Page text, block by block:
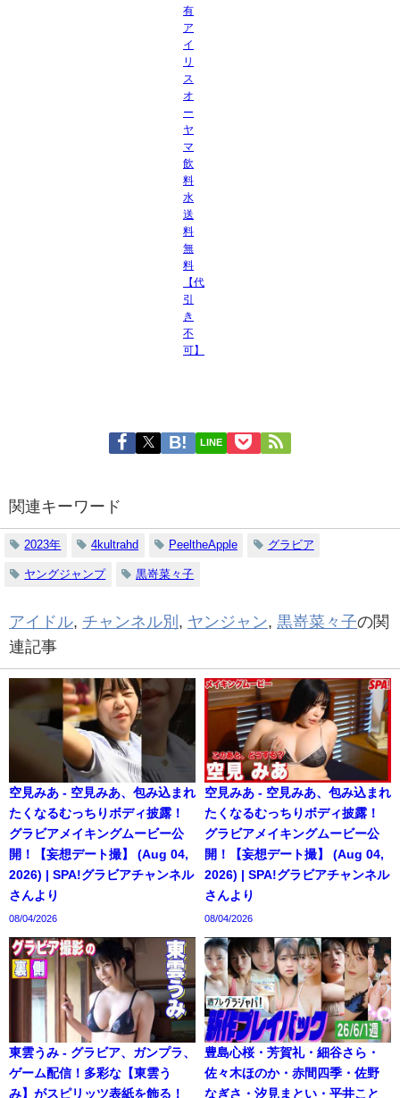
有
ア
イ
リ
ス
オ
ー
ヤ
マ
飲
料
水
送
料
無
料
【代
引
き
不
可】
LINE
関連キーワード
2023年 4kultrahd PeeltheApple グラビア
ヤングジャンプ 黒嵜菜々子
アイドル, チャンネル別 , ヤンジャン, 黒嵜菜々子の関
連記事
空見みあ - 空見みあ、包み込まれ
たくなるむっちりボディ披露！
グラビアメイキングムービー公
開！【妄想デート撮】 (Aug 04,
2026) | SPA!グラビアチャンネル
さんより
08/04/2026
空見みあ - 空見みあ、包み込まれ
たくなるむっちりボディ披露！
グラビアメイキングムービー公
開！【妄想デート撮】 (Aug 04,
2026) | SPA!グラビアチャンネル
さんより
08/04/2026
東雲うみ - グラビア、ガンプラ、
ゲーム配信！多彩な【東雲う
み】がスピリッツ表紙を飾る！
豊島心桜・芳賀礼・細谷さら・
佐々木ほのか・赤間四季・佐野
なぎさ・汐見まとい・平井こと